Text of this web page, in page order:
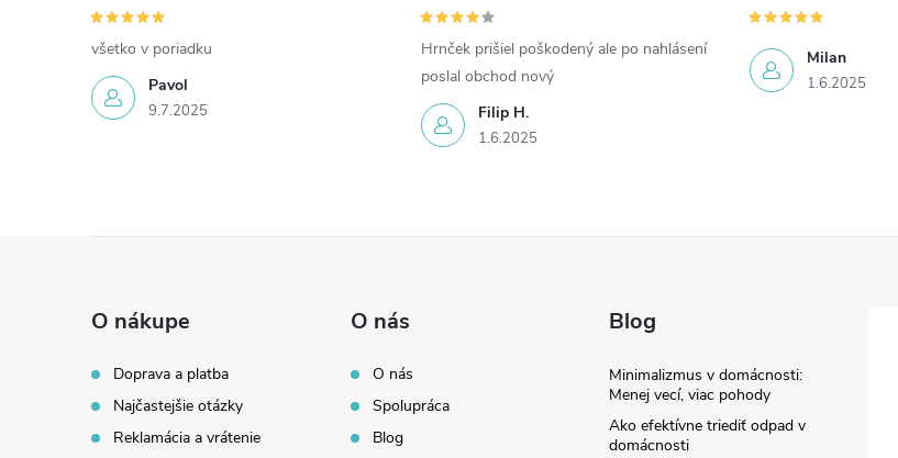
Pavol
9.7.2025
všetko v poriadku
Filip H.
1.6.2025
Hrnček prišiel poškodený ale po nahlásení
poslal obchod nový
Milan
1.6.2025
O nákupe
Doprava a platba
Najčastejšie otázky
Reklamácia a vrátenie
O nás
O nás
Spolupráca
Blog
Blog
Minimalizmus v domácnosti:
Menej vecí, viac pohody
Ako efektívne triediť odpad v
domácnosti